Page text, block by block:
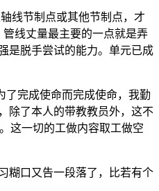
线节制点或其他节制点，才
线丈量最主要的一点就是弄
是脱手尝试的能力。单元已成
完成使命而完成使命，我勤
除了本人的带教教员外，这不
这一切的工做内容取工做空
糊口又告一段落了，比若有个